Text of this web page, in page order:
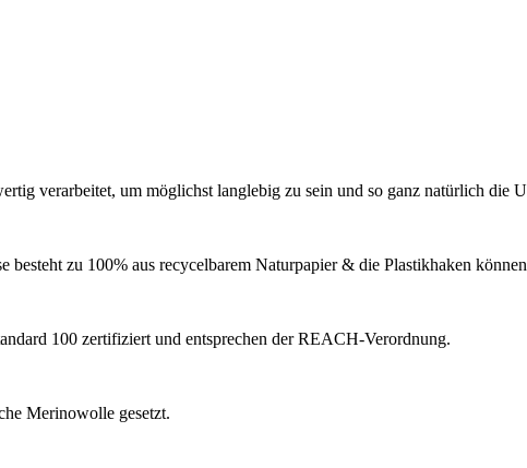
verarbeitet, um möglichst langlebig zu sein und so ganz natürlich die
besteht zu 100% aus recycelbarem Naturpapier & die Plastikhaken
100 zertifiziert und entsprechen der REACH-Verordnung.
Merinowolle gesetzt.